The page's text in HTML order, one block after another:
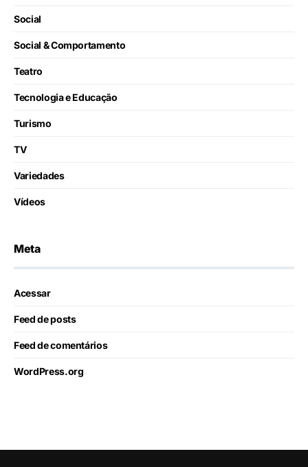
Social
Social & Comportamento
Teatro
Tecnologia e Educação
Turismo
TV
Variedades
Vídeos
Meta
Acessar
Feed de posts
Feed de comentários
WordPress.org